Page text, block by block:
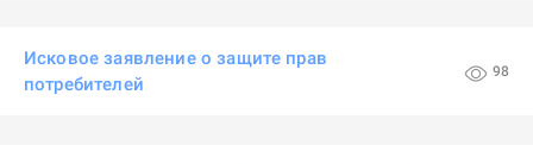
Исковое заявление о защите прав
потребителей
98